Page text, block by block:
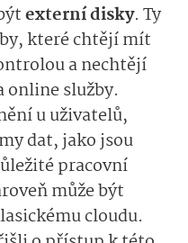
externí disky. Ty
které chtějí mít
a nechtějí
online služby.
u uživatelů,
dat, jako jsou
pracovní
může být
cloudu.